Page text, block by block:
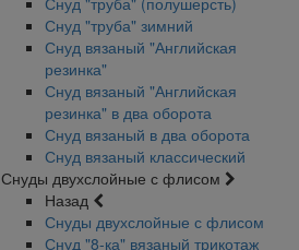
Снуд "труба" зимний
Снуд вязаный "Английская
резинка"
Снуд вязаный "Английская
резинка" в два оборота
Снуд вязаный в два оборота
Снуд вязаный классический
Снуды двухслойные с флисом
Назад
Снуды двухслойные с флисом
Снуд "8-ка" вязаный трикотаж